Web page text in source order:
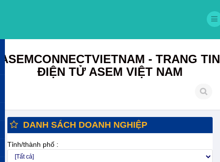
ASEMCONNECTVIETNAM - TRANG TIN
ĐIỆN TỬ ASEM VIỆT NAM
DANH SÁCH DOANH NGHIỆP
Tỉnh/thành phố :